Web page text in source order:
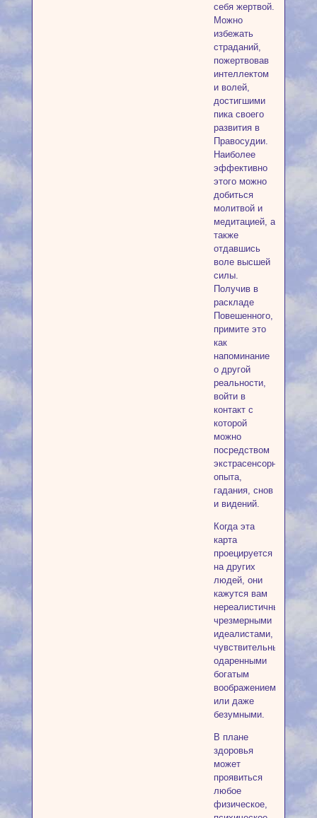
себя жертвой.
Можно
избежать
страданий,
пожертвовав
интеллектом
и волей,
достигшими
пика своего
развития в
Правосудии.
Наиболее
эффективно
этого можно
добиться
молитвой и
медитацией, а
также
отдавшись
воле высшей
силы.
Получив в
раскладе
Повешенного,
примите это
как
напоминание
о другой
реальности,
войти в
контакт с
которой
можно
посредством
экстрасенсорного
опыта,
гадания, снов
и видений.
Когда эта
карта
проецируется
на других
людей, они
кажутся вам
нереалистичными,
чрезмерными
идеалистами,
чувствительными,
одаренными
богатым
воображением
или даже
безумными.
В плане
здоровья
может
проявиться
любое
физическое,